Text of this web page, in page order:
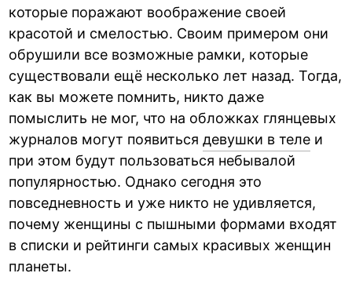
которые поражают воображение своей
красотой и смелостью. Своим примером они
обрушили все возможные рамки, которые
существовали ещё несколько лет назад. Тогда,
как вы можете помнить, никто даже
помыслить не мог, что на обложках глянцевых
журналов могут появитьсядевушки в теле и
при этом будут пользоваться небывалой
популярностью. Однако сегодня это
повседневность и уже никто не удивляется,
почему женщины с пышными формами входят
в списки и рейтинги самых красивых женщин
планеты.